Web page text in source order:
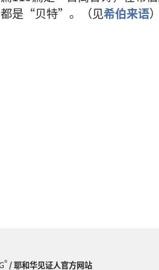
是“贝特”。（见希伯来语
®/ 耶和华见证人官方网站